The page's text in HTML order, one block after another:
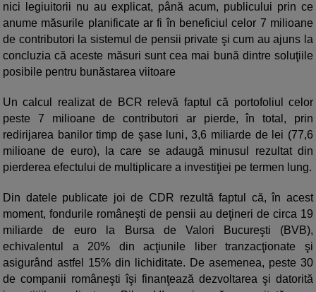
nici legiuitorii nu au explicat, până acum, publicului prin ce
anume măsurile planificate ar fi în beneficiul celor 7 milioane
de contributori la sistemul de pensii private şi cum au ajuns la
concluzia că aceste măsuri sunt cea mai bună dintre soluţiile
posibile pentru bunăstarea viitoare
Un calcul realizat de BCR relevă faptul că portofoliul celor
peste 7 milioane de contributori ar pierde, în total, prin
redirijarea banilor timp de şase luni, 3,6 miliarde de lei (77,6
milioane de euro), la care se adaugă minusul rezultat din
pierderea efectului de multiplicare a investiţiei pe termen lung.
Din datele publicate joi de CDR rezultă faptul că, în acest
moment, fondurile româneşti de pensii au deţineri de circa 19
miliarde de euro la Bursa de Valori Bucureşti (BVB),
echivalentul a 20% din acţiunile liber tranzacţionate şi
asigurând astfel 15% din lichiditate. De asemenea, peste 30
de companii româneşti îşi finanţează dezvoltarea şi datorită